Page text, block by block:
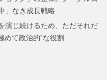
ー
ジ
ー
ジ
」なき成長戦略
演じ続けるため、ただそれだ
めて政治的”な役割